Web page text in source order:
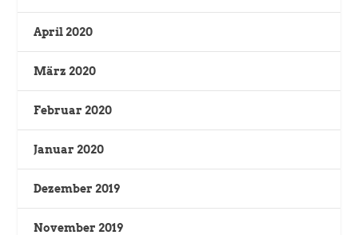
April 2020
März 2020
Februar 2020
Januar 2020
Dezember 2019
November 2019